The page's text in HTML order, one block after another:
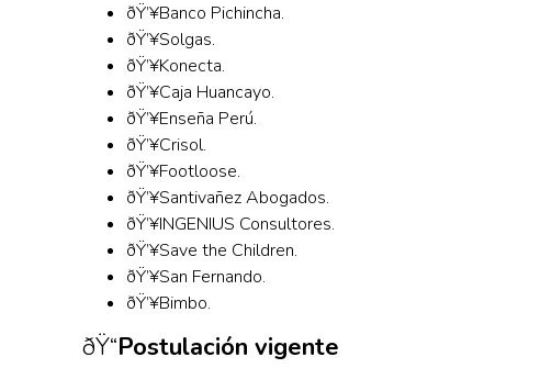
ðŸ’¥Banco Pichincha.
ðŸ’¥Solgas.
ðŸ’¥Konecta.
ðŸ’¥Caja Huancayo.
ðŸ’¥Enseña Perú.
ðŸ’¥Crisol.
ðŸ’¥Footloose.
ðŸ’¥Santivañez Abogados.
ðŸ’¥INGENIUS Consultores.
ðŸ’¥Save the Children.
ðŸ’¥San Fernando.
ðŸ’¥Bimbo.
ðŸ“Postulación vigente